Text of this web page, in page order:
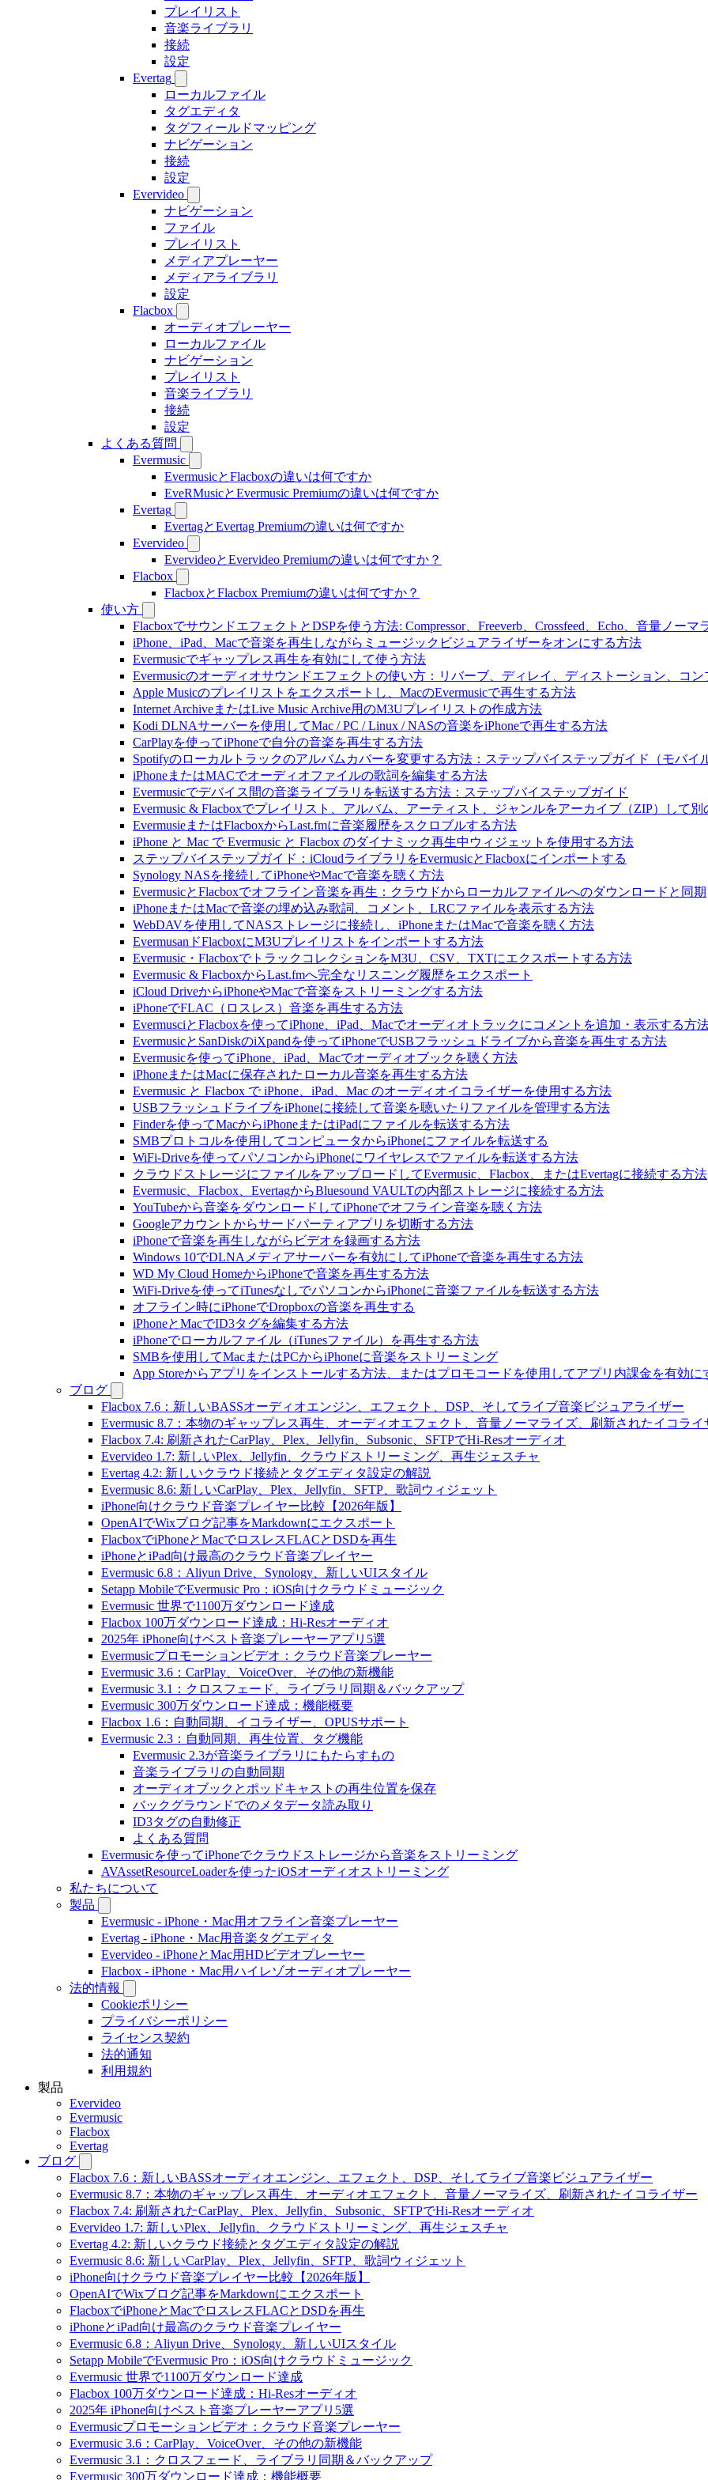
プレイリスト
音楽ライブラリ
接続
設定
Evertag
ローカルファイル
タグエディタ
タグフィールドマッピング
ナビゲーション
接続
設定
Evervideo
ナビゲーション
ファイル
プレイリスト
メディアプレーヤー
メディアライブラリ
設定
Flacbox
オーディオプレーヤー
ローカルファイル
ナビゲーション
プレイリスト
音楽ライブラリ
接続
設定
よくある質問
Evermusic
EvermusicとFlacboxの違いは何ですか
EveRMusicとEvermusic Premiumの違いは何ですか
Evertag
EvertagとEvertag Premiumの違いは何ですか
Evervideo
EvervideoとEvervideo Premiumの違いは何ですか？
Flacbox
FlacboxとFlacbox Premiumの違いは何ですか？
使い方
FlacboxでサウンドエフェクトとDSPを使う方法: Compressor、Freeverb、Crossfeed、Echo、音量ノー
iPhone、iPad、Macで音楽を再生しながらミュージックビジュアライザーをオンにする方法
Evermusicでギャップレス再生を有効にして使う方法
Evermusicのオーディオサウンドエフェクトの使い方：リバーブ、ディレイ、ディストーション、コ
Apple Musicのプレイリストをエクスポートし、MacのEvermusicで再生する方法
Internet ArchiveまたはLive Music Archive用のM3Uプレイリストの作成方法
Kodi DLNAサーバーを使用してMac / PC / Linux / NASの音楽をiPhoneで再生する方法
CarPlayを使ってiPhoneで自分の音楽を再生する方法
Spotifyのローカルトラックのアルバムカバーを変更する方法：ステップバイステップガイド（モバイ
iPhoneまたはMACでオーディオファイルの歌詞を編集する方法
Evermusicでデバイス間の音楽ライブラリを転送する方法：ステップバイステップガイド
Evermusic & Flacboxでプレイリスト、アルバム、アーティスト、ジャンルをアーカイブ（ZIP）して
EvermusieまたはFlacboxからLast.fmに音楽履歴をスクロブルする方法
iPhone と Mac で Evermusic と Flacbox のダイナミック再生中ウィジェットを使用する方法
ステップバイステップガイド：iCloudライブラリをEvermusicとFlacboxにインポートする
Synology NASを接続してiPhoneやMacで音楽を聴く方法
EvermusicとFlacboxでオフライン音楽を再生：クラウドからローカルファイルへのダウンロードと同期
iPhoneまたはMacで音楽の埋め込み歌詞、コメント、LRCファイルを表示する方法
WebDAVを使用してNASストレージに接続し、iPhoneまたはMacで音楽を聴く方法
EvermusanドFlacboxにM3Uプレイリストをインポートする方法
Evermusic・FlacboxでトラックコレクションをM3U、CSV、TXTにエクスポートする方法
Evermusic & FlacboxからLast.fmへ完全なリスニング履歴をエクスポート
iCloud DriveからiPhoneやMacで音楽をストリーミングする方法
iPhoneでFLAC（ロスレス）音楽を再生する方法
EvermusciとFlacboxを使ってiPhone、iPad、Macでオーディオトラックにコメントを追加・表示する方
EvermusicとSanDiskのiXpandを使ってiPhoneでUSBフラッシュドライブから音楽を再生する方法
Evermusicを使ってiPhone、iPad、Macでオーディオブックを聴く方法
iPhoneまたはMacに保存されたローカル音楽を再生する方法
Evermusic と Flacbox で iPhone、iPad、Mac のオーディオイコライザーを使用する方法
USBフラッシュドライブをiPhoneに接続して音楽を聴いたりファイルを管理する方法
Finderを使ってMacからiPhoneまたはiPadにファイルを転送する方法
SMBプロトコルを使用してコンピュータからiPhoneにファイルを転送する
WiFi-Driveを使ってパソコンからiPhoneにワイヤレスでファイルを転送する方法
クラウドストレージにファイルをアップロードしてEvermusic、Flacbox、またはEvertagに接続する方法
Evermusic、Flacbox、EvertagからBluesound VAULTの内部ストレージに接続する方法
YouTubeから音楽をダウンロードしてiPhoneでオフライン音楽を聴く方法
Googleアカウントからサードパーティアプリを切断する方法
iPhoneで音楽を再生しながらビデオを録画する方法
Windows 10でDLNAメディアサーバーを有効にしてiPhoneで音楽を再生する方法
WD My Cloud HomeからiPhoneで音楽を再生する方法
WiFi-Driveを使ってiTunesなしでパソコンからiPhoneに音楽ファイルを転送する方法
オフライン時にiPhoneでDropboxの音楽を再生する
iPhoneとMacでID3タグを編集する方法
iPhoneでローカルファイル（iTunesファイル）を再生する方法
SMBを使用してMacまたはPCからiPhoneに音楽をストリーミング
App Storeからアプリをインストールする方法、またはプロモコードを使用してアプリ内課金を有効に
ブログ
Flacbox 7.6：新しいBASSオーディオエンジン、エフェクト、DSP、そしてライブ音楽ビジュアライザー
Evermusic 8.7：本物のギャップレス再生、オーディオエフェクト、音量ノーマライズ、刷新されたイコライ
Flacbox 7.4: 刷新されたCarPlay、Plex、Jellyfin、Subsonic、SFTPでHi-Resオーディオ
Evervideo 1.7: 新しいPlex、Jellyfin、クラウドストリーミング、再生ジェスチャ
Evertag 4.2: 新しいクラウド接続とタグエディタ設定の解説
Evermusic 8.6: 新しいCarPlay、Plex、Jellyfin、SFTP、歌詞ウィジェット
iPhone向けクラウド音楽プレイヤー比較【2026年版】
OpenAIでWixブログ記事をMarkdownにエクスポート
FlacboxでiPhoneとMacでロスレスFLACとDSDを再生
iPhoneとiPad向け最高のクラウド音楽プレイヤー
Evermusic 6.8：Aliyun Drive、Synology、新しいUIスタイル
Setapp MobileでEvermusic Pro：iOS向けクラウドミュージック
Evermusic 世界で1100万ダウンロード達成
Flacbox 100万ダウンロード達成：Hi-Resオーディオ
2025年 iPhone向けベスト音楽プレーヤーアプリ5選
Evermusicプロモーションビデオ：クラウド音楽プレーヤー
Evermusic 3.6：CarPlay、VoiceOver、その他の新機能
Evermusic 3.1：クロスフェード、ライブラリ同期＆バックアップ
Evermusic 300万ダウンロード達成：機能概要
Flacbox 1.6：自動同期、イコライザー、OPUSサポート
Evermusic 2.3：自動同期、再生位置、タグ機能
Evermusic 2.3が音楽ライブラリにもたらすもの
音楽ライブラリの自動同期
オーディオブックとポッドキャストの再生位置を保存
バックグラウンドでのメタデータ読み取り
ID3タグの自動修正
よくある質問
Evermusicを使ってiPhoneでクラウドストレージから音楽をストリーミング
AVAssetResourceLoaderを使ったiOSオーディオストリーミング
私たちについて
製品
Evermusic - iPhone・Mac用オフライン音楽プレーヤー
Evertag - iPhone・Mac用音楽タグエディタ
Evervideo - iPhoneとMac用HDビデオプレーヤー
Flacbox - iPhone・Mac用ハイレゾオーディオプレーヤー
法的情報
Cookieポリシー
プライバシーポリシー
ライセンス契約
法的通知
利用規約
製品
Evervideo
Evermusic
Flacbox
Evertag
ブログ
Flacbox 7.6：新しいBASSオーディオエンジン、エフェクト、DSP、そしてライブ音楽ビジュアライザー
Evermusic 8.7：本物のギャップレス再生、オーディオエフェクト、音量ノーマライズ、刷新されたイコライザー
Flacbox 7.4: 刷新されたCarPlay、Plex、Jellyfin、Subsonic、SFTPでHi-Resオーディオ
Evervideo 1.7: 新しいPlex、Jellyfin、クラウドストリーミング、再生ジェスチャ
Evertag 4.2: 新しいクラウド接続とタグエディタ設定の解説
Evermusic 8.6: 新しいCarPlay、Plex、Jellyfin、SFTP、歌詞ウィジェット
iPhone向けクラウド音楽プレイヤー比較【2026年版】
OpenAIでWixブログ記事をMarkdownにエクスポート
FlacboxでiPhoneとMacでロスレスFLACとDSDを再生
iPhoneとiPad向け最高のクラウド音楽プレイヤー
Evermusic 6.8：Aliyun Drive、Synology、新しいUIスタイル
Setapp MobileでEvermusic Pro：iOS向けクラウドミュージック
Evermusic 世界で1100万ダウンロード達成
Flacbox 100万ダウンロード達成：Hi-Resオーディオ
2025年 iPhone向けベスト音楽プレーヤーアプリ5選
Evermusicプロモーションビデオ：クラウド音楽プレーヤー
Evermusic 3.6：CarPlay、VoiceOver、その他の新機能
Evermusic 3.1：クロスフェード、ライブラリ同期＆バックアップ
Evermusic 300万ダウンロード達成：機能概要